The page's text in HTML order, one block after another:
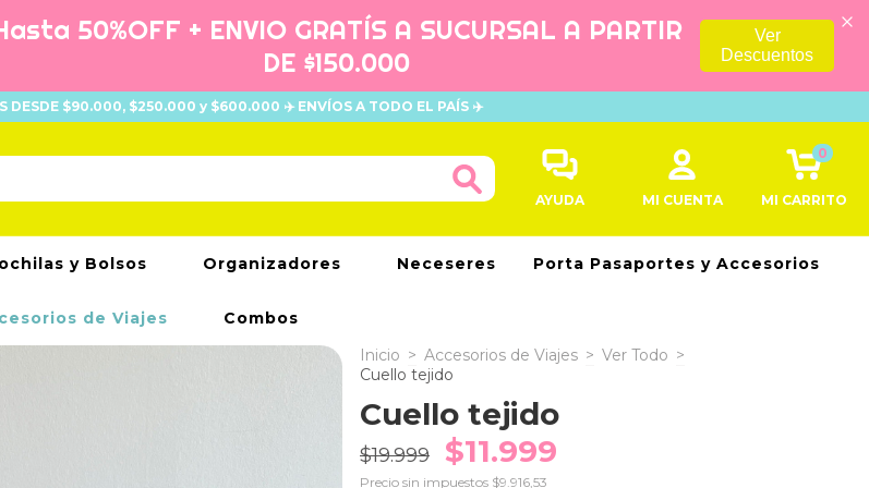
50%OFF + ENVIO GRATÍS A SUCURSAL A PARTIR
DE $150.000
Ver
Descuentos
DESDE $90.000, $250.000 y $600.000 ✈️ ENVÍOS A TODO EL PAÍS ✈️
AYUDA MI CUENTA MI CARRITO
0
y Bolsos Organizadores Neceseres Porta Pasaportes y Accesorios
de Viajes Combos
Inicio > Accesorios de Viajes > Ver Todo >
Cuello tejido
Cuello tejido
$19.999 $11.999
Precio sin impuestos $9.916,53